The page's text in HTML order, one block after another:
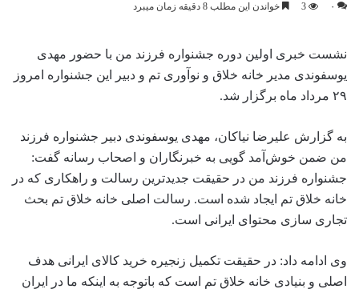
۰ 3 خواندن این مطلب 8 دقیقه زمان میبرد
نشست خبری اولین دوره جشنواره فرزند من با حضور مهدی
یوسفوندی مدیر خانه خلاق و نوآوری تم و دبیر این جشنواره امروز
۲۹ مرداد ماه برگزار شد‌.
به گزارش علیرضا نیاکان، مهدی یوسفوندی دبیر جشنواره فرزند
من ضمن خوش‌آمد گویی به خبرنگاران و اصحاب رسانه گفت:
جشنواره فرزند من در حقیقت جدیدترین رسالت و راهکاری که در
خانه خلاق تم ایجاد شده است‌. رسالت اصلی خانه خلاق تم بحث
تجاری سازی محتوای ایرانی است‌.
وی ادامه داد: در حقیقت تکمیل زنجیره خرید کالای ایرانی هدف
اصلی و بنیادی خانه خلاق تم است که باتوجه به اینکه ما در ایران